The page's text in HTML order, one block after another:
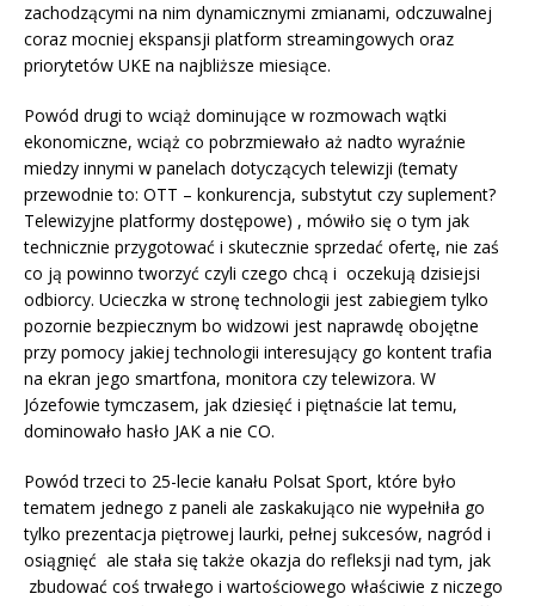
zachodzącymi na nim dynamicznymi zmianami, odczuwalnej
coraz mocniej ekspansji platform streamingowych oraz
priorytetów UKE na najbliższe miesiące.
Powód drugi to wciąż dominujące w rozmowach wątki
ekonomiczne, wciąż co pobrzmiewało aż nadto wyraźnie
miedzy innymi w panelach dotyczących telewizji (tematy
przewodnie to: OTT – konkurencja, substytut czy suplement?
Telewizyjne platformy dostępowe) , mówiło się o tym jak
technicznie przygotować i skutecznie sprzedać ofertę, nie zaś
co ją powinno tworzyć czyli czego chcą i oczekują dzisiejsi
odbiorcy. Ucieczka w stronę technologii jest zabiegiem tylko
pozornie bezpiecznym bo widzowi jest naprawdę obojętne
przy pomocy jakiej technologii interesujący go kontent trafia
na ekran jego smartfona, monitora czy telewizora. W
Józefowie tymczasem, jak dziesięć i piętnaście lat temu,
dominowało hasło JAK a nie CO.
Powód trzeci to 25-lecie kanału Polsat Sport, które było
tematem jednego z paneli ale zaskakująco nie wypełniła go
tylko prezentacja piętrowej laurki, pełnej sukcesów, nagród i
osiągnięć ale stała się także okazja do refleksji nad tym, jak
zbudować coś trwałego i wartościowego właściwie z niczego